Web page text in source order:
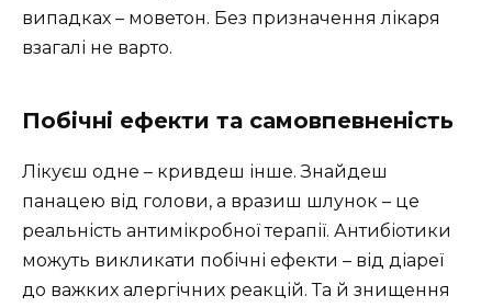
випадках – моветон. Без призначення лікаря
взагалі не варто.
Побічні ефекти та самовпевненість
Лікуєш одне – кривдеш інше. Знайдеш
панацею від голови, а вразиш шлунок – це
реальність антимікробної терапії. Антибіотики
можуть викликати побічні ефекти – від діареї
до важких алергічних реакцій. Та й знищення